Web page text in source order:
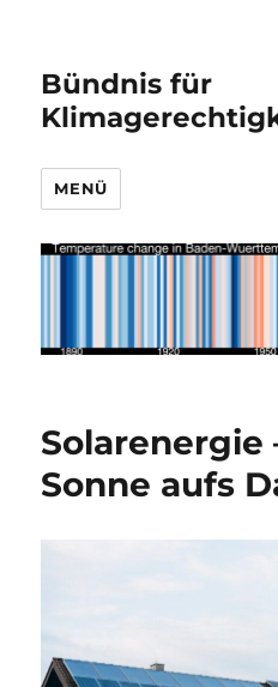
Bündnis für
MENÜ
Solarenergie
Sonne aufs